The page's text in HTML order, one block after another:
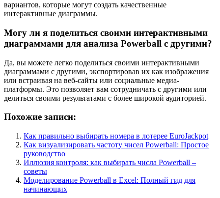
вариантов, которые могут создать качественные
интерактивные диаграммы.
Могу ли я поделиться своими интерактивными
диаграммами для анализа Powerball с другими?
Да, вы можете легко поделиться своими интерактивными
диаграммами с другими, экспортировав их как изображения
или встраивая на веб-сайты или социальные медиа-
платформы. Это позволяет вам сотрудничать с другими или
делиться своими результатами с более широкой аудиторией.
Похожие записи:
Как правильно выбирать номера в лотерее EuroJackpot
Как визуализировать частоту чисел Powerball: Простое
руководство
Иллюзия контроля: как выбирать числа Powerball –
советы
Моделирование Powerball в Excel: Полный гид для
начинающих